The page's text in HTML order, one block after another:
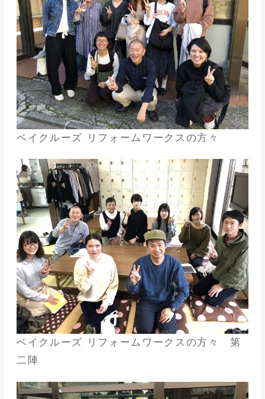
ベイクルーズ リフォームワークスの方々
ベイクルーズ リフォームワークスの方々 第
二陣